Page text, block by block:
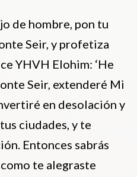
de hombre, pon tu
Seir, y profetiza
YHVH Elohim: ‘He
Seir, extenderé Mi
en desolación y
ciudades, y te
Entonces sabrás
como te alegraste